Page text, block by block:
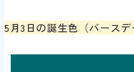
5月3日の誕生色（バースデ